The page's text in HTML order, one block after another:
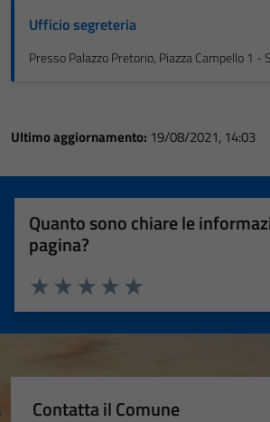
Ufficio segreteria
Presso Palazzo Pretorio, Piazza Campello 1 -
Ultimo aggiornamento: 19/08/2021, 14:03
Quanto sono chiare le
pagina?
Valuta 5 stelle su 5
Valuta 4 stelle su 5
Valuta 3 stelle su 5
Valuta 2 stelle su 5
Valuta 1 stelle su 5
Contatta il Comune